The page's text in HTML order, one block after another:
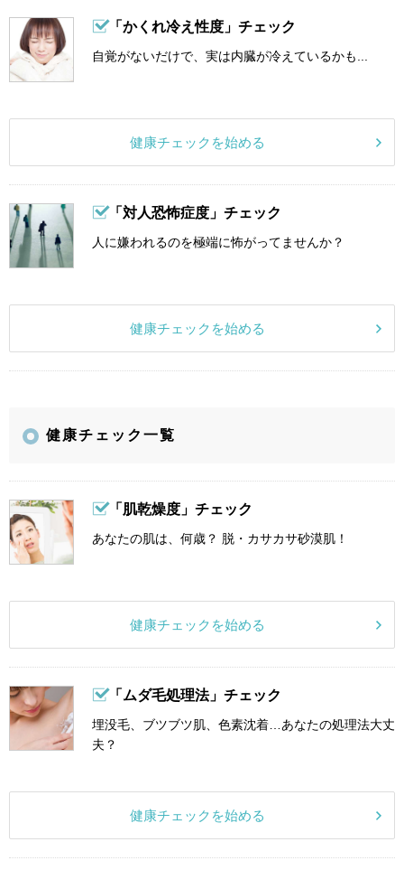
「かくれ冷え性度」チェック
自覚がないだけで、実は内臓が冷えているかも...
健康チェックを始める
「対人恐怖症度」チェック
人に嫌われるのを極端に怖がってませんか？
健康チェックを始める
健康チェック一覧
「肌乾燥度」チェック
あなたの肌は、何歳？ 脱・カサカサ砂漠肌！
健康チェックを始める
「ムダ毛処理法」チェック
埋没毛、ブツブツ肌、色素沈着…あなたの処理法大丈
夫？
健康チェックを始める